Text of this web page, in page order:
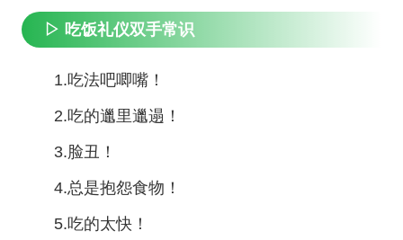
▷ 吃饭礼仪双手常识
1.吃法吧唧嘴！
2.吃的邋里邋遢！
3.脸丑！
4.总是抱怨食物！
5.吃的太快！